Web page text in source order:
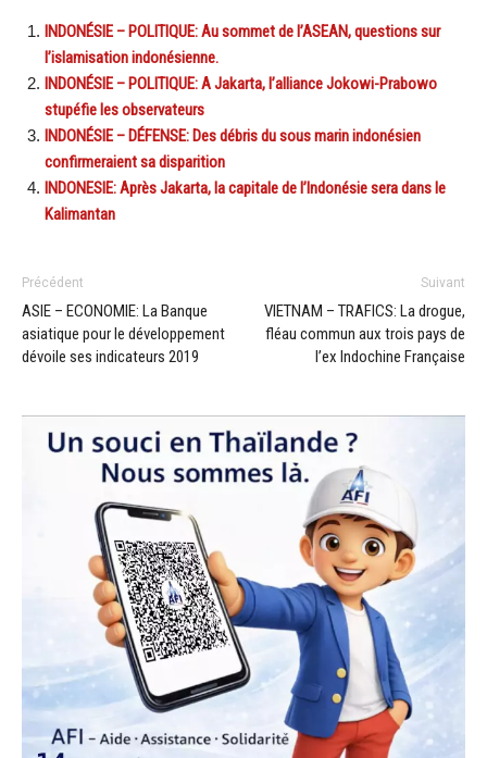
INDONÉSIE – POLITIQUE: Au sommet de l’ASEAN, questions sur
l’islamisation indonésienne.
INDONÉSIE – POLITIQUE: A Jakarta, l’alliance Jokowi-Prabowo
stupéfie les observateurs
INDONÉSIE – DÉFENSE: Des débris du sous marin indonésien
confirmeraient sa disparition
INDONESIE: Après Jakarta, la capitale de l’Indonésie sera dans le
Kalimantan
Précédent
ASIE – ECONOMIE: La Banque
asiatique pour le développement
dévoile ses indicateurs 2019
Suivant
VIETNAM – TRAFICS: La drogue,
fléau commun aux trois pays de
l’ex Indochine Française